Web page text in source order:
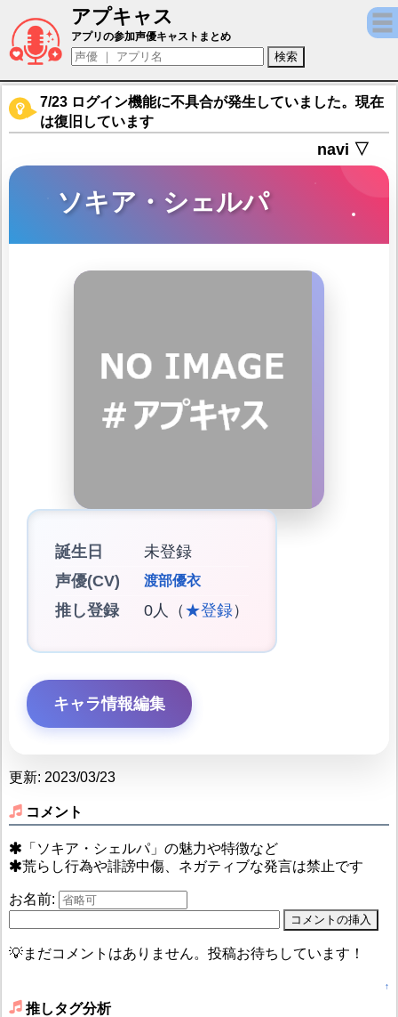
アプキャス
ソキア・シェルパ（声優：渡部優衣)【スー
アプリの参加声優キャストまとめ
7/23 ログイン機能に不具合が発生していました。現在
は復旧しています
navi ▽
ソキア・シェルパ
誕生日
未登録
声優(CV)
渡部優衣
推し登録 0人（ ★登録）
キャラ情報編集
更新: 2023/03/23
コメント
「ソキア・シェルパ」の魅力や特徴など
荒らし行為や誹謗中傷、ネガティブな発言は禁止です
お名前:
💡まだコメントはありません。投稿お待ちしています！
↑
推しタグ分析